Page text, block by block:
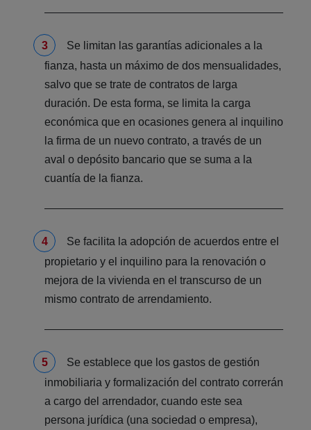
Se limitan las garantías adicionales a la
fianza, hasta un máximo de dos mensualidades,
salvo que se trate de contratos de larga
duración. De esta forma, se limita la carga
económica que en ocasiones genera al inquilino
la firma de un nuevo contrato, a través de un
aval o depósito bancario que se suma a la
cuantía de la fianza.
Se facilita la adopción de acuerdos entre el
propietario y el inquilino para la renovación o
mejora de la vivienda en el transcurso de un
mismo contrato de arrendamiento.
Se establece que los gastos de gestión
inmobiliaria y formalización del contrato correrán
a cargo del arrendador, cuando este sea
persona jurídica (una sociedad o empresa),